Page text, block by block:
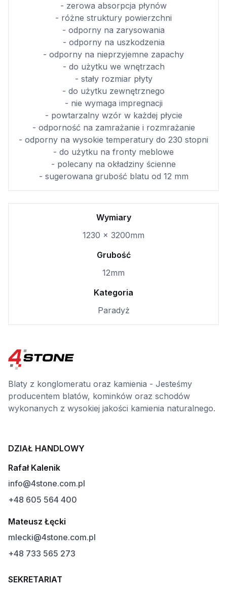
- zerowa absorpcja płynów
- różne struktury powierzchni
- odporny na zarysowania
- odporny na uszkodzenia
- odporny na nieprzyjemne zapachy
- do użytku we wnętrzach
- stały rozmiar płyty
- do użytku zewnętrznego
- nie wymaga impregnacji
- powtarzalny wzór w każdej płycie
- odporność na zamrażanie i rozmrażanie
- odporny na wysokie temperatury do 230 stopni
- do użytku na fronty meblowe
- polecany na okładziny ścienne
- sugerowana grubość blatu od 12 mm
Wymiary
1230 × 3200mm
Grubość
12mm
Kategoria
Paradyż
Blaty z konglomeratu oraz kamienia - Jesteśmy
producentem blatów, kominków oraz schodów
wykonanych z wysokiej jakości kamienia naturalnego.
DZIAŁ HANDLOWY
Rafał Kalenik
info@4stone.com.pl
+48 605 564 400
Mateusz Łęcki
mlecki@4stone.com.pl
+48 733 565 273
SEKRETARIAT